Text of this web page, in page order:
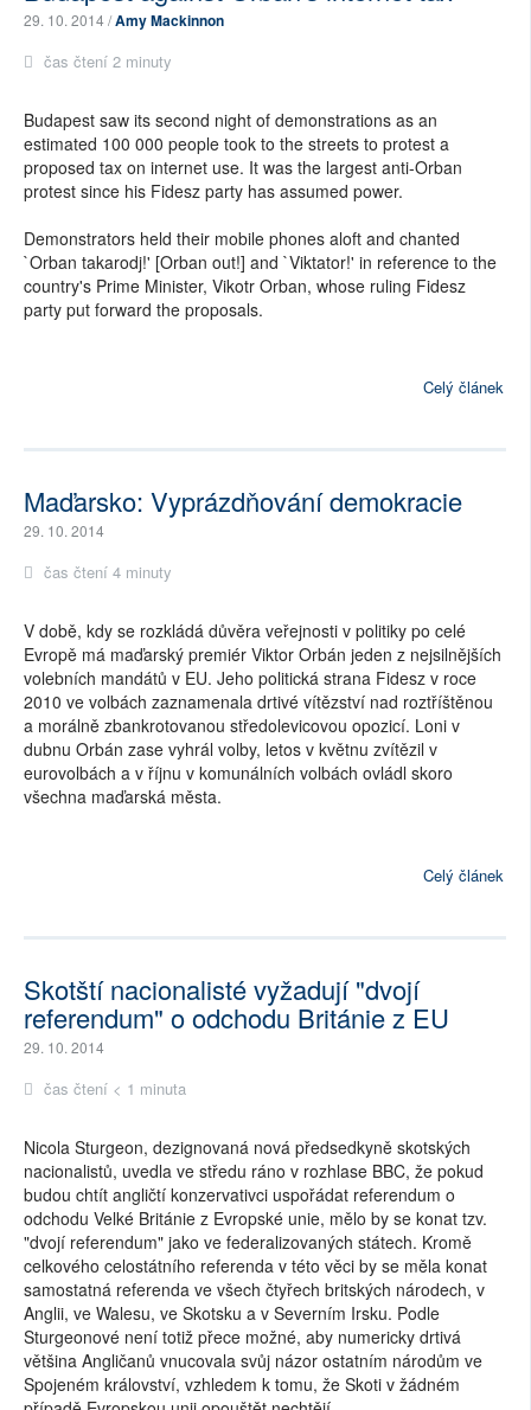
29. 10. 2014 /Amy Mackinnon
čas čtení 2 minuty
Budapest saw its second night of demonstrations as an
estimated 100 000 people took to the streets to protest a
proposed tax on internet use. It was the largest anti-Orban
protest since his Fidesz party has assumed power.
Demonstrators held their mobile phones aloft and chanted
`Orban takarodj!' [Orban out!] and `Viktator!' in reference to the
country's Prime Minister, Vikotr Orban, whose ruling Fidesz
party put forward the proposals.
Celý článek
Maďarsko: Vyprázdňování demokracie
29. 10. 2014
čas čtení 4 minuty
V době, kdy se rozkládá důvěra veřejnosti v politiky po celé
Evropě má maďarský premiér Viktor Orbán jeden z nejsilnějších
volebních mandátů v EU. Jeho politická strana Fidesz v roce
2010 ve volbách zaznamenala drtivé vítězství nad roztříštěnou
a morálně zbankrotovanou středolevicovou opozicí. Loni v
dubnu Orbán zase vyhrál volby, letos v květnu zvítězil v
eurovolbách a v říjnu v komunálních volbách ovládl skoro
všechna maďarská města.
Celý článek
Skotští nacionalisté vyžadují "dvojí
referendum" o odchodu Británie z EU
29. 10. 2014
čas čtení < 1 minuta
Nicola Sturgeon, dezignovaná nová předsedkyně skotských
nacionalistů, uvedla ve středu ráno v rozhlase BBC, že pokud
budou chtít angličtí konzervativci uspořádat referendum o
odchodu Velké Británie z Evropské unie, mělo by se konat tzv.
"dvojí referendum" jako ve federalizovaných státech. Kromě
celkového celostátního referenda v této věci by se měla konat
samostatná referenda ve všech čtyřech britských národech, v
Anglii, ve Walesu, ve Skotsku a v Severním Irsku. Podle
Sturgeonové není totiž přece možné, aby numericky drtivá
většina Angličanů vnucovala svůj názor ostatním národům ve
Spojeném království, vzhledem k tomu, že Skoti v žádném